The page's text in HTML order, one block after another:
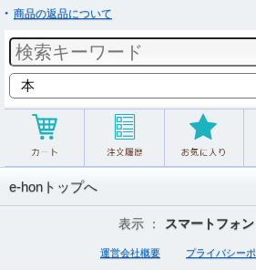
商品の返品について
e-honトップへ
表示 ： スマートフォン
運営会社概要 プライバシー